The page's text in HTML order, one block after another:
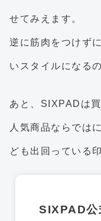
せてみえます。
逆に筋肉をつけず
いスタイルになる
あと、SIXPADは
人気商品ならでは
ども出回っている
SIXPAD公